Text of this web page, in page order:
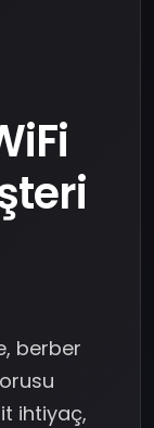
berber
ihtiyaç,